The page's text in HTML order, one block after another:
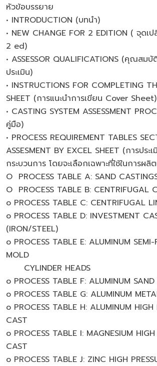
หัวข้อบรรยาย
• INTRODUCTION (บทนำ)
• NEW CHANGE FOR 2 EDITION ( จุดเ
2 ed)
• ASSESSOR QUALIFICATIONS (คุณสม
ประเมิน)
• INSTRUCTIONS FOR COMPLETING
SHEET (การแนะนำการเขียน Cover Sheet)
• CASTING SYSTEM ASSESSMENT
คู่มือ)
• PROCESS REQUIREMENT TABLES
ASSESMENT BY EXCEL SHEET (การประ
กระบวนการ โดยจะเลือกเฉพาะที่ใช้ในการผลิ
O PROCESS TABLE A: SAND
O PROCESS TABLE B: CENTRIFUGAL
o PROCESS TABLE C: CENTRIFUGAL
o PROCESS TABLE D: INVESTMENT
(IRON/STEEL)
o PROCESS TABLE E: ALUMINUM SEMI-
MOLD
CYLINDER HEADS
o PROCESS TABLE F: ALUMINUM
o PROCESS TABLE G: ALUMINUM
o PROCESS TABLE H: ALUMINUM HIGH
CAST
o PROCESS TABLE I: MAGNESIUM HIGH
CAST
o PROCESS TABLE J: ZINC HIGH